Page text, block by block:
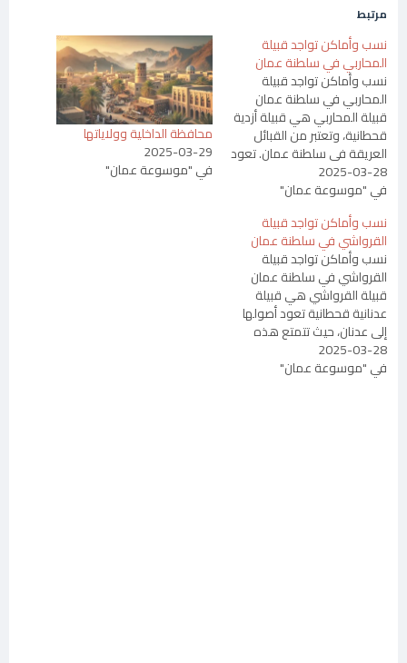
مرتبط
نسب وأماكن تواجد قبيلة
المحاربي في سلطنة عمان
نسب وأماكن تواجد قبيلة
المحاربي في سلطنة عمان
قبيلة المحاربي هي قبيلة أزدية
قحطانية، وتعتبر من القبائل
العريقة في سلطنة عمان. تعود
أصول قبيلة المحاربي إلى
محارب، الذي يتصل نسبه إلى
هناءة بن مالك بن فهم، وهي
قبيلة متفرعة من بني هناة بن
مالك بن فهم. النسب تنتسب
قبيلة المحاربي…
2025-03-28
في "موسوعة عمان"
محافظة الداخلية وولاياتها
2025-03-29
في "موسوعة عمان"
نسب وأماكن تواجد قبيلة
القرواشي في سلطنة عمان
نسب وأماكن تواجد قبيلة
القرواشي في سلطنة عمان
قبيلة القرواشي هي قبيلة
عدنانية قحطانية تعود أصولها
إلى عدنان، حيث تتمتع هذه
القبيلة بتاريخ طويل في سلطنة
عمان، خاصة في مناطق معينة
من محافظة الداخلية. في هذا
2025-03-28
في "موسوعة عمان"